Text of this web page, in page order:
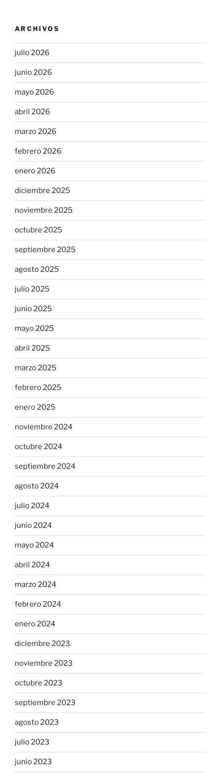
ARCHIVOS
julio 2026
junio 2026
mayo 2026
abril 2026
marzo 2026
febrero 2026
enero 2026
diciembre 2025
noviembre 2025
octubre 2025
septiembre 2025
agosto 2025
julio 2025
junio 2025
mayo 2025
abril 2025
marzo 2025
febrero 2025
enero 2025
noviembre 2024
octubre 2024
septiembre 2024
agosto 2024
julio 2024
junio 2024
mayo 2024
abril 2024
marzo 2024
febrero 2024
enero 2024
diciembre 2023
noviembre 2023
octubre 2023
septiembre 2023
agosto 2023
julio 2023
junio 2023